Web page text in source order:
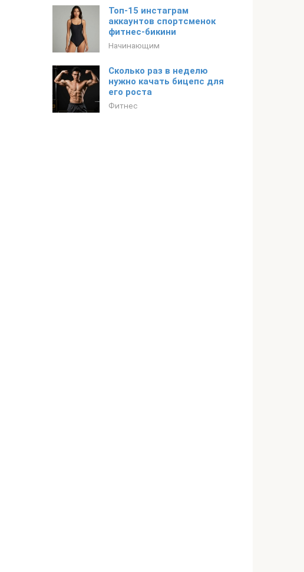
Топ-15 инстаграм
аккаунтов спортсменок
фитнес-бикини
Начинающим
Сколько раз в неделю
нужно качать бицепс для
его роста
Фитнес